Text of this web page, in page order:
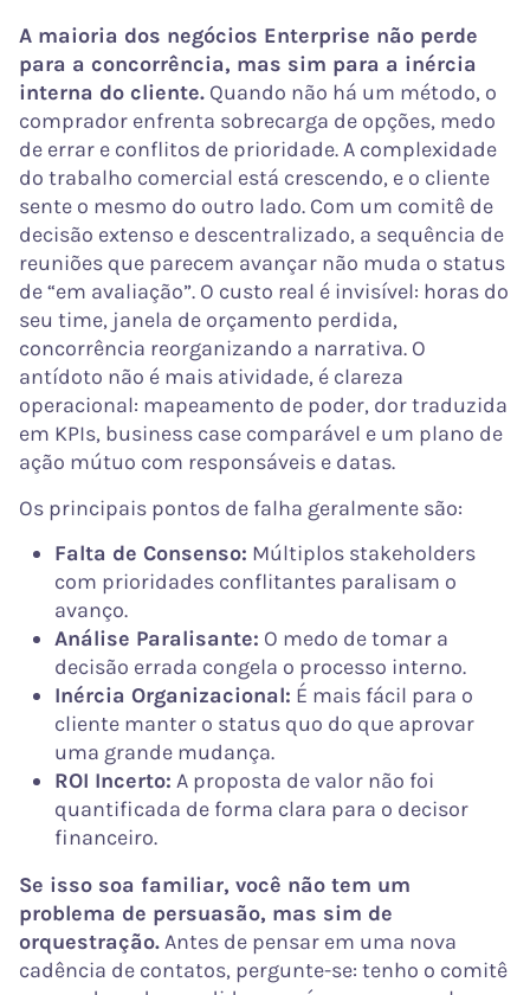
A maioria dos negócios Enterprise não perde
para a concorrência, mas sim para a inércia
interna do cliente. Quando não há um método, o
comprador enfrenta sobrecarga de opções, medo
de errar e conflitos de prioridade. A complexidade
do trabalho comercial está crescendo, e o cliente
sente o mesmo do outro lado. Com um comitê de
decisão extenso e descentralizado, a sequência de
reuniões que parecem avançar não muda o status
de “em avaliação”. O custo real é invisível: horas do
seu time, janela de orçamento perdida,
concorrência reorganizando a narrativa. O
antídoto não é mais atividade, é clareza
operacional: mapeamento de poder, dor traduzida
em KPIs, business case comparável e um plano de
ação mútuo com responsáveis e datas.
Os principais pontos de falha geralmente são:
Falta de Consenso: Múltiplos stakeholders
com prioridades conflitantes paralisam o
avanço.
Análise Paralisante: O medo de tomar a
decisão errada congela o processo interno.
Inércia Organizacional: É mais fácil para o
cliente manter o status quo do que aprovar
uma grande mudança.
ROI Incerto: A proposta de valor não foi
quantificada de forma clara para o decisor
financeiro.
Se isso soa familiar, você não tem um
problema de persuasão, mas sim de
orquestração.Antes de pensar em uma nova
cadência de contatos, pergunte-se: tenho o comitê